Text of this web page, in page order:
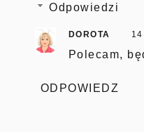
Odpowiedzi
DOROTA
Polecam,
ODPOWIEDZ